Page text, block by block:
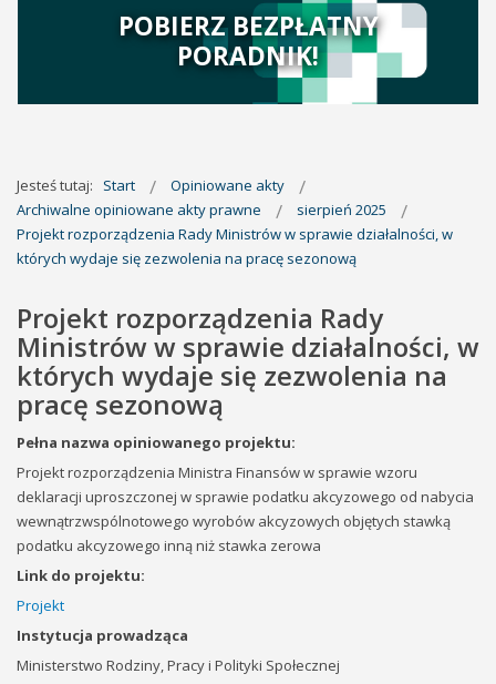
POBIERZ BEZPŁATNY
PORADNIK!
Jesteś tutaj: Start
Opiniowane akty
Archiwalne opiniowane akty prawne
sierpień 2025
Projekt rozporządzenia Rady Ministrów w sprawie działalności, w
których wydaje się zezwolenia na pracę sezonową
Projekt rozporządzenia Rady
Ministrów w sprawie działalności, w
których wydaje się zezwolenia na
pracę sezonową
Pełna nazwa opiniowanego projektu:
Projekt rozporządzenia Ministra Finansów w sprawie wzoru
deklaracji uproszczonej w sprawie podatku akcyzowego od nabycia
wewnątrzwspólnotowego wyrobów akcyzowych objętych stawką
podatku akcyzowego inną niż stawka zerowa
Link do projektu:
Projekt
Instytucja prowadząca
Ministerstwo Rodziny, Pracy i Polityki Społecznej